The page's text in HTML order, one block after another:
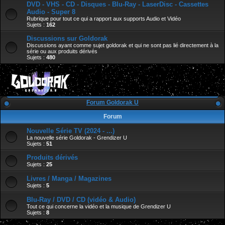
DVD - VHS - CD - Disques - Blu-Ray - LaserDisc - Cassettes
Audio - Super 8
Rubrique pour tout ce qui a rapport aux supports Audio et Vidéo
Sujets : 162
Discussions sur Goldorak
Discussions ayant comme sujet goldorak et qui ne sont pas lié directement à la
série ou aux produits dérivés
Sujets : 480
Forum Goldorak U
Forum
Nouvelle Série TV (2024 - ...)
La nouvelle série Goldorak - Grendizer U
Sujets : 51
Produits dérivés
Sujets : 25
Livres / Manga / Magazines
Sujets : 5
Blu-Ray / DVD / CD (vidéo & Audio)
Tout ce qui concerne la vidéo et la musique de Grendizer U
Sujets : 8